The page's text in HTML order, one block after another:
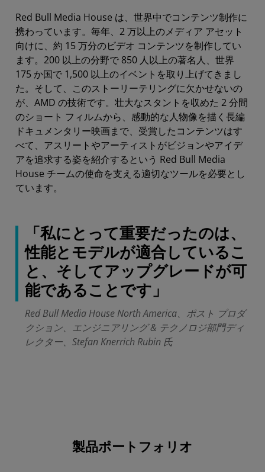
Red Bull Media House は、世界中でコンテンツ制作に
携わっています。毎年、2 万以上のメディア アセット
向けに、約 15 万分のビデオ コンテンツを制作してい
ます。200 以上の分野で 850 人以上の著名人、世界
175 か国で 1,500 以上のイベントを取り上げてきまし
た。そして、このストーリーテリングに欠かせないの
が、AMD の技術です。壮大なスタントを収めた 2 分間
のショート フィルムから、感動的な人物像を描く長編
ドキュメンタリー映画まで、受賞したコンテンツはす
べて、アスリートやアーティストがビジョンやアイデ
アを追求する姿を紹介するという Red Bull Media
House チームの使命を支える適切なツールを必要とし
ています。
「私にとって重要だったのは、
性能とモデルが適合しているこ
と、そしてアップグレードが可
能であることです」
Red Bull Media House North America、ポスト プロダ
クション、エンジニアリング & テクノロジ部門ディ
レクター、Stefan Knerrich Rubin 氏
製品ポートフォリオ